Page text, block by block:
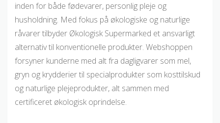
inden for både fødevarer, personlig pleje og
husholdning. Med fokus på økologiske og naturlige
råvarer tilbyder Økologisk Supermarked et ansvarligt
alternativ til konventionelle produkter. Webshoppen
forsyner kunderne med alt fra dagligvarer som mel,
gryn og krydderier til specialprodukter som kosttilskud
og naturlige plejeprodukter, alt sammen med
certificeret økologisk oprindelse.